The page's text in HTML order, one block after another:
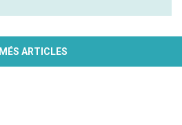
MÉS ARTICLES